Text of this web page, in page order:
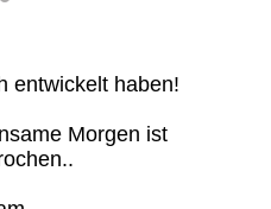
entwickelt haben!
Morgen ist